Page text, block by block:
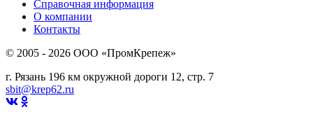
Справочная информация
О компании
Контакты
© 2005 - 2026 OOO «ПромКрепеж»
г. Рязань 196 км окружной дороги 12, стр. 7
sbit@krep62.ru